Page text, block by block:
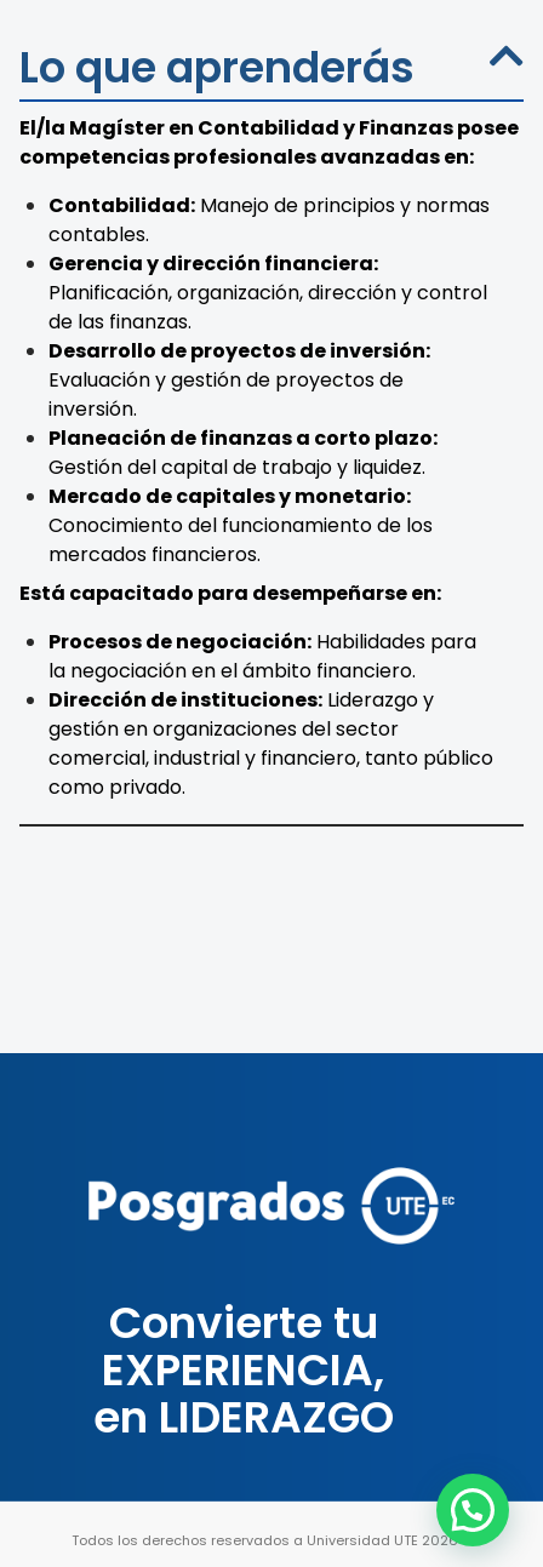
Lo que aprenderás
El/la Magíster en Contabilidad y Finanzas posee
competencias profesionales avanzadas en:
Contabilidad: Manejo de principios y normas
contables.
Gerencia y dirección financiera:
Planificación, organización, dirección y control
de las finanzas.
Desarrollo de proyectos de inversión:
Evaluación y gestión de proyectos de
inversión.
Planeación de finanzas a corto plazo:
Gestión del capital de trabajo y liquidez.
Mercado de capitales y monetario:
Conocimiento del funcionamiento de los
mercados financieros.
Está capacitado para desempeñarse en:
Procesos de negociación: Habilidades para
la negociación en el ámbito financiero.
Dirección de instituciones: Liderazgo y
gestión en organizaciones del sector
comercial, industrial y financiero, tanto público
como privado.
Convierte tu
EXPERIENCIA,
en LIDERAZGO
Todos los derechos reservados a Universidad UTE 2026 ®